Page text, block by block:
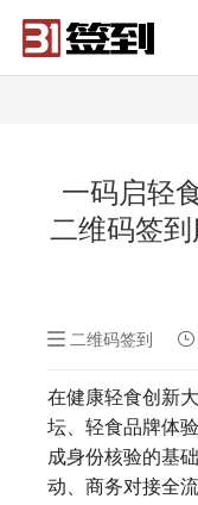
一码启轻
二维码签
二维码签到
在健康轻食创新
坛、轻食品牌体
成身份核验的基
动、商务对接全